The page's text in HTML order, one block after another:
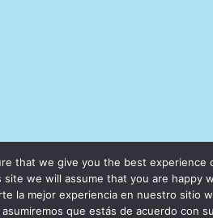
that we give you the best experience
we will assume that you are happy
la mejor experiencia en nuestro sitio
asumiremos que estás de acuerdo con